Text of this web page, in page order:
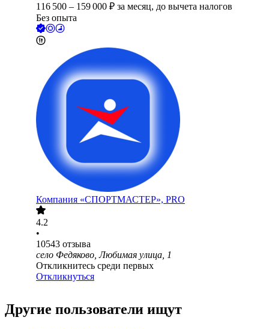
116 500 – 159 000 ₽ за месяц, до вычета налогов
Без опыта
Компания «СПОРТМАСТЕР», PRO
4.2
•
10543 отзыва
село Федяково, Любимая улица, 1
Откликнитесь среди первых
Откликнуться
Другие пользователи ищут